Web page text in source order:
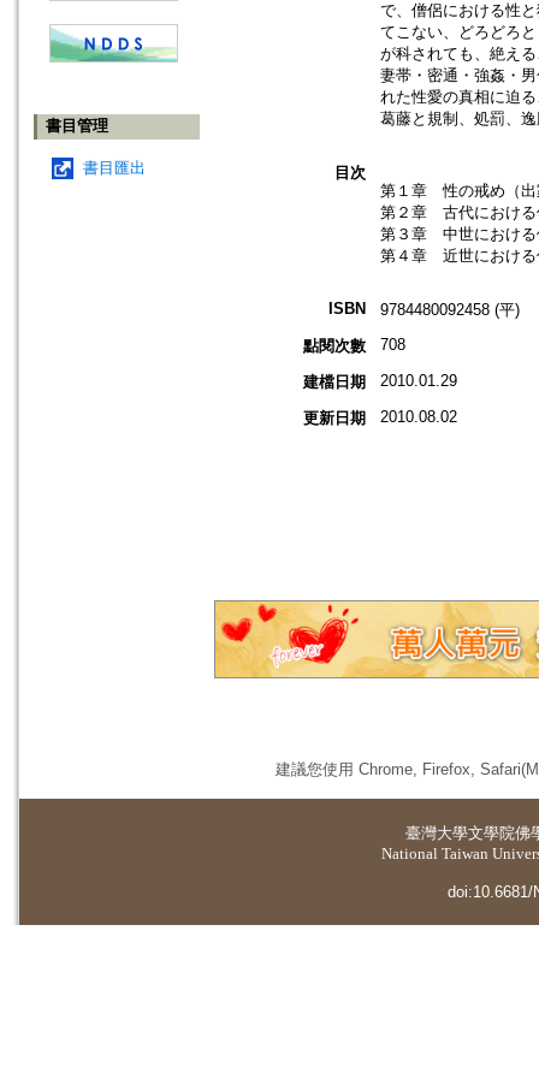
書目管理
書目匯出
で、僧侶における性
てこない、どろどろ
が科されても、絶え
妻帯・密通・強姦・
れた性愛の真相に迫
葛藤と規制、処罰、
目次
第１章 性の戒め（
第２章 古代における
第３章 中世における
第４章 近世における
ISBN
9784480092458 (平)
點閱次數
708
建檔日期 2010.01.29
更新日期 2010.08.02
建議您使用 Chrome, Firefox,
臺灣大學文學院佛
National Taiwan
doi:10.6681/